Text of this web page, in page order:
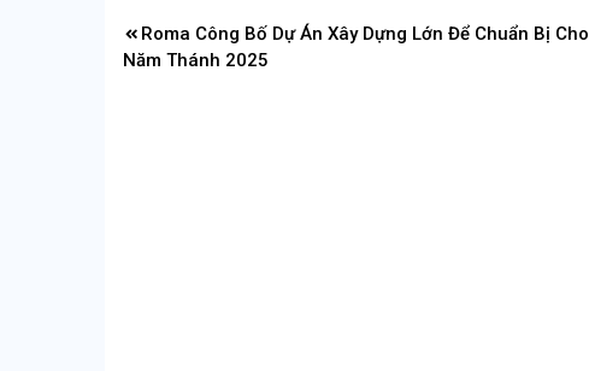
Điều
hướng
Roma Công Bố Dự Án Xây Dựng Lớn Để Chuẩn Bị Cho
Năm Thánh 2025